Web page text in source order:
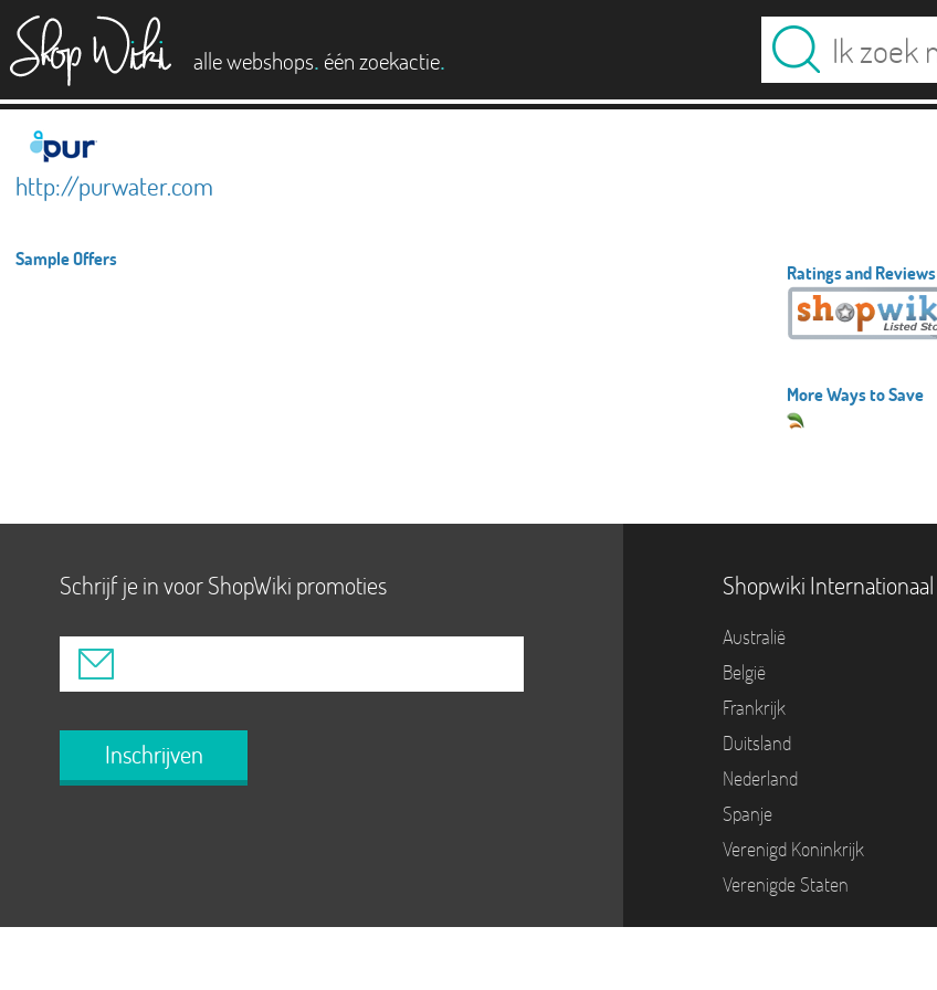
alle webshops. één zoekactie.
http://purwater.com
Sample Offers
Ratings and Reviews
More Ways to Save
Schrijf je in voor ShopWiki promoties
Inschrijven
Shopwiki Internationaal
Australië
België
Frankrijk
Duitsland
Nederland
Spanje
Verenigd Koninkrijk
Verenigde Staten